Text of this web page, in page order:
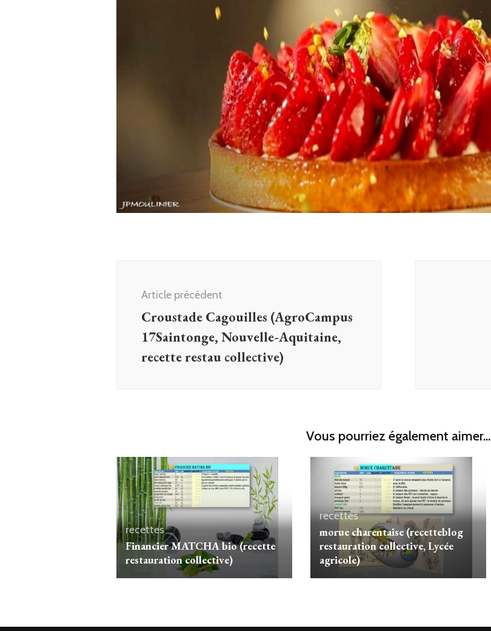
d'article
Article précédent
Croustade Cagouilles (AgroCampus
17Saintonge, Nouvelle-Aquitaine,
recette restau collective)
Vous pourriez également aimer...
recettes
Financier MATCHA bio (recette
restauration collective)
recettes
morue charentaise (recetteblog
restauration collective, Lycée
agricole)